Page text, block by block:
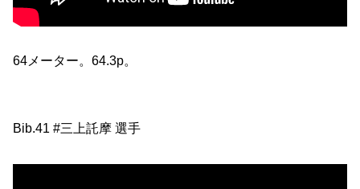
64メーター。64.3p。
Bib.41 #三上託摩 選手